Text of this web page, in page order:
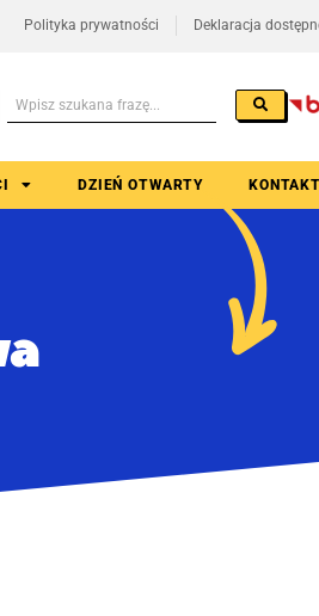
Polityka prywatności Deklaracja
DZIEŃ OTWARTY KONTAKT